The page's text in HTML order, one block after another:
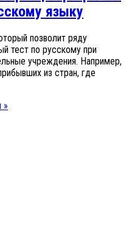
языку
позволит ряду
тест по русскому при
учреждения. Например,
из стран, где
»